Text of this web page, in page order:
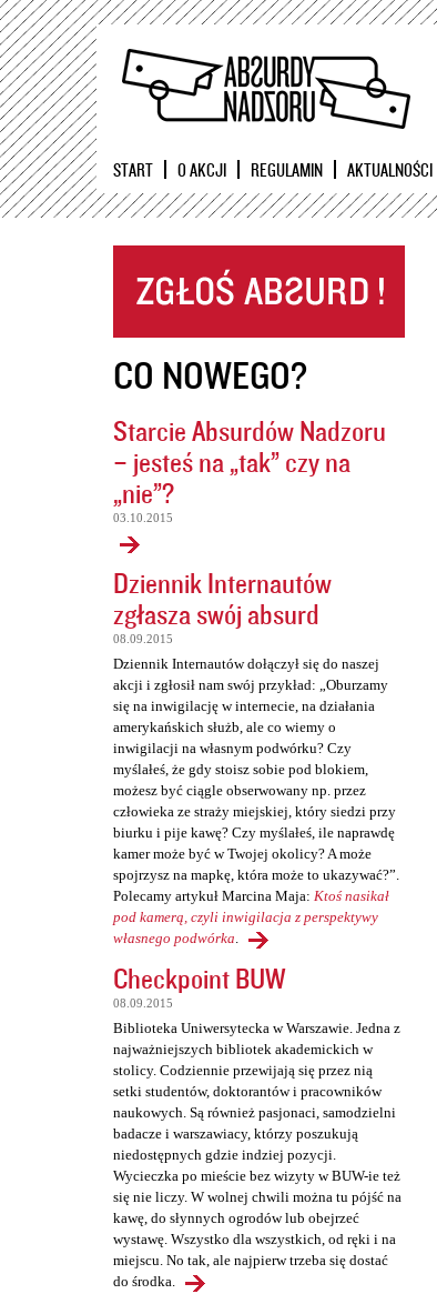
START O AKCJI REGULAMIN AKTUALNOŚCI
CO NOWEGO?
Starcie Absurdów Nadzoru
– jesteś na „tak” czy na
„nie”?
03.10.2015
Dziennik Internautów
zgłasza swój absurd
08.09.2015
Dziennik Internautów dołączył się do naszej
akcji i zgłosił nam swój przykład: „Oburzamy
się na inwigilację w internecie, na działania
amerykańskich służb, ale co wiemy o
inwigilacji na własnym podwórku? Czy
myślałeś, że gdy stoisz sobie pod blokiem,
możesz być ciągle obserwowany np. przez
człowieka ze straży miejskiej, który siedzi przy
biurku i pije kawę? Czy myślałeś, ile naprawdę
kamer może być w Twojej okolicy? A może
spojrzysz na mapkę, która może to ukazywać?”.
Polecamy artykuł Marcina Maja: Ktoś nasikał
pod kamerą, czyli inwigilacja z perspektywy
własnego podwórka.
Checkpoint BUW
08.09.2015
Biblioteka Uniwersytecka w Warszawie. Jedna z
najważniejszych bibliotek akademickich w
stolicy. Codziennie przewijają się przez nią
setki studentów, doktorantów i pracowników
naukowych. Są również pasjonaci, samodzielni
badacze i warszawiacy, którzy poszukują
niedostępnych gdzie indziej pozycji.
Wycieczka po mieście bez wizyty w BUW-ie też
się nie liczy. W wolnej chwili można tu pójść na
kawę, do słynnych ogrodów lub obejrzeć
wystawę. Wszystko dla wszystkich, od ręki i na
miejscu. No tak, ale najpierw trzeba się dostać
do środka.